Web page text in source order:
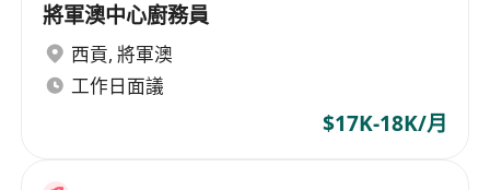
將軍澳中心廚務員
西貢, 將軍澳
工作日面議
$17K-18K/月